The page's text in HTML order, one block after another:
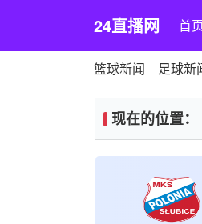
24直播网 首
篮球新闻 足球新
现在的位置：